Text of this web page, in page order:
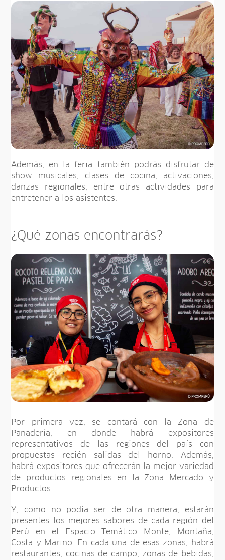
Además, en la feria también podrás disfrutar de
show musicales, clases de cocina, activaciones,
danzas regionales, entre otras actividades para
entretener a los asistentes.
¿Qué zonas encontrarás?
Por primera vez, se contará con la Zona de
Panadería, en donde habrá expositores
representativos de las regiones del país con
propuestas recién salidas del horno. Además,
habrá expositores que ofrecerán la mejor variedad
de productos regionales en la Zona Mercado y
Productos.
Y, como no podía ser de otra manera, estarán
presentes los mejores sabores de cada región del
Perú en el Espacio Temático Monte, Montaña,
Costa y Marino. En cada una de esas zonas, habrá
restaurantes, cocinas de campo, zonas de bebidas,